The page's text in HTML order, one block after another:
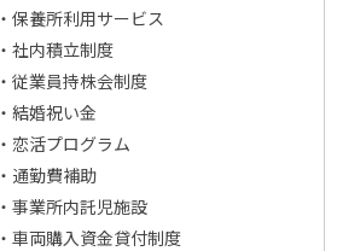
・保養所利用サービス
・社内積立制度
・従業員持株会制度
・結婚祝い金
・恋活プログラム
・通勤費補助
・事業所内託児施設
・車両購入資金貸付制度